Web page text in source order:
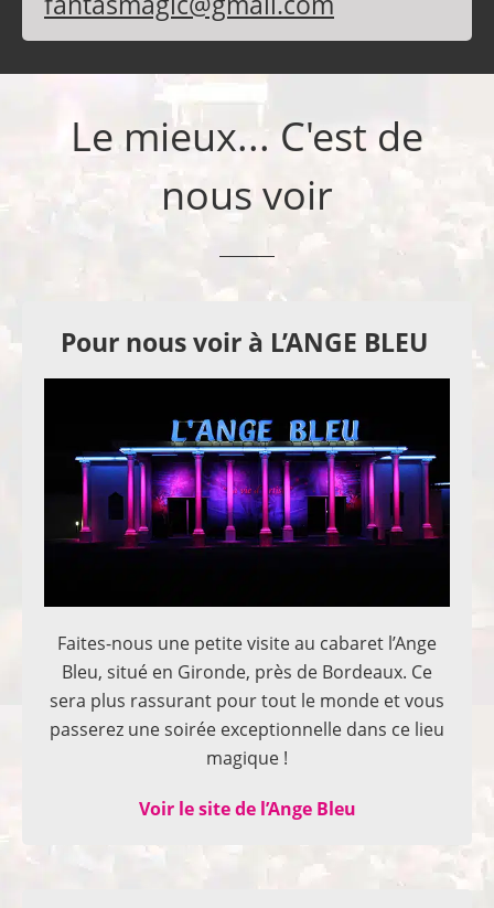
Le mieux... C'est de
nous voir
Pour nous voir à L’ANGE BLEU
Faites-nous une petite visite au cabaret l’Ange
Bleu, situé en Gironde, près de Bordeaux. Ce
sera plus rassurant pour tout le monde et vous
passerez une soirée exceptionnelle dans ce lieu
magique !
Voir le site de l’Ange Bleu